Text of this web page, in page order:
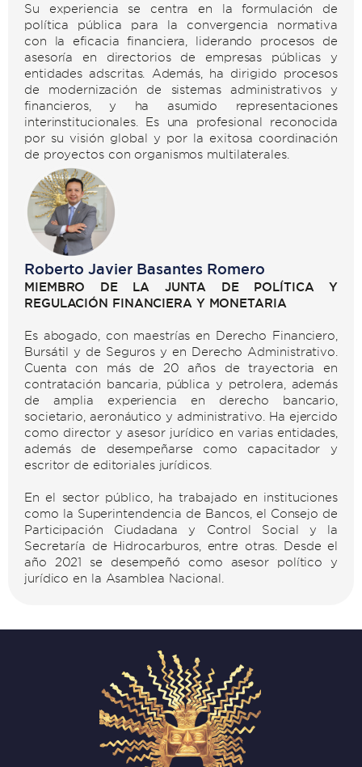
Su experiencia se centra en la formulación de
política pública para la convergencia normativa
con la eficacia financiera, liderando procesos de
asesoría en directorios de empresas públicas y
entidades adscritas. Además, ha dirigido procesos
de modernización de sistemas administrativos y
financieros, y ha asumido representaciones
interinstitucionales. Es una profesional reconocida
por su visión global y por la exitosa coordinación
de proyectos con organismos multilaterales.
Roberto Javier Basantes Romero
MIEMBRO DE LA JUNTA DE POLÍTICA Y
REGULACIÓN FINANCIERA Y MONETARIA
Es abogado, con maestrías en Derecho Financiero,
Bursátil y de Seguros y en Derecho Administrativo.
Cuenta con más de 20 años de trayectoria en
contratación bancaria, pública y petrolera, además
de amplia experiencia en derecho bancario,
societario, aeronáutico y administrativo. Ha ejercido
como director y asesor jurídico en varias entidades,
además de desempeñarse como capacitador y
escritor de editoriales jurídicos.
En el sector público, ha trabajado en instituciones
como la Superintendencia de Bancos, el Consejo de
Participación Ciudadana y Control Social y la
Secretaría de Hidrocarburos, entre otras. Desde el
año 2021 se desempeñó como asesor político y
jurídico en la Asamblea Nacional.